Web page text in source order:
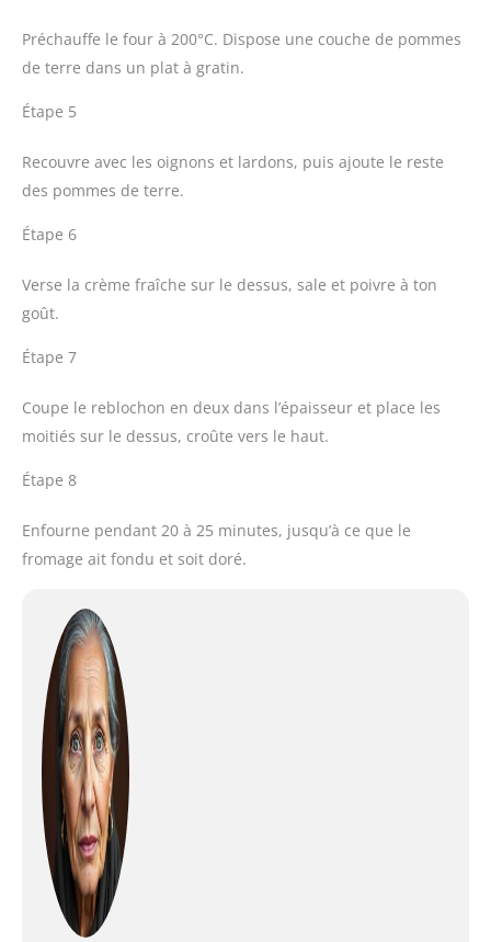
Préchauffe le four à 200°C. Dispose une couche de pommes
de terre dans un plat à gratin.
Étape 5
Recouvre avec les oignons et lardons, puis ajoute le reste
des pommes de terre.
Étape 6
Verse la crème fraîche sur le dessus, sale et poivre à ton
goût.
Étape 7
Coupe le reblochon en deux dans l’épaisseur et place les
moitiés sur le dessus, croûte vers le haut.
Étape 8
Enfourne pendant 20 à 25 minutes, jusqu’à ce que le
fromage ait fondu et soit doré.